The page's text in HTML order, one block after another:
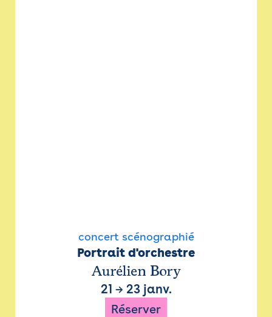
concert scénographié
Portrait d'orchestre
Aurélien Bory
21 → 23 janv.
Réserver